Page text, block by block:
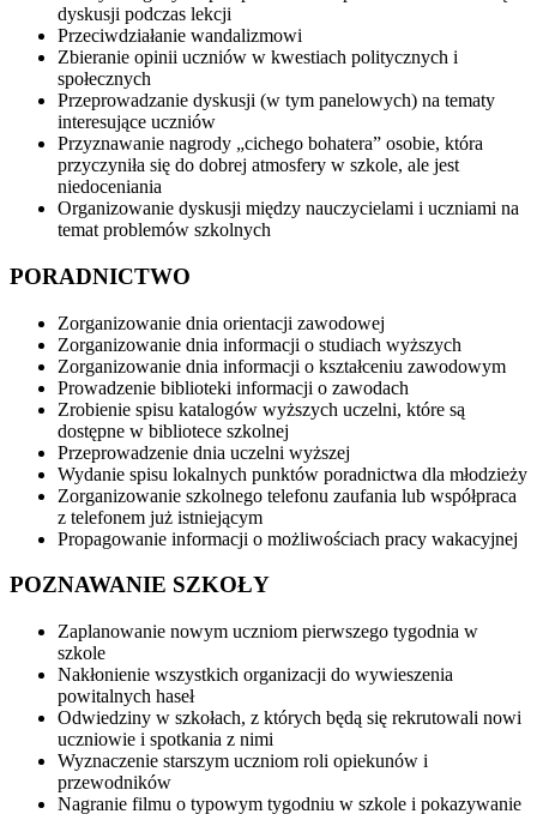
dyskusji podczas lekcji
Przeciwdziałanie wandalizmowi
Zbieranie opinii uczniów w kwestiach politycznych i
społecznych
Przeprowadzanie dyskusji (w tym panelowych) na tematy
interesujące uczniów
Przyznawanie nagrody „cichego bohatera” osobie, która
przyczyniła się do dobrej atmosfery w szkole, ale jest
niedoceniania
Organizowanie dyskusji między nauczycielami i uczniami na
temat problemów szkolnych
PORADNICTWO
Zorganizowanie dnia orientacji zawodowej
Zorganizowanie dnia informacji o studiach wyższych
Zorganizowanie dnia informacji o kształceniu zawodowym
Prowadzenie biblioteki informacji o zawodach
Zrobienie spisu katalogów wyższych uczelni, które są
dostępne w bibliotece szkolnej
Przeprowadzenie dnia uczelni wyższej
Wydanie spisu lokalnych punktów poradnictwa dla młodzieży
Zorganizowanie szkolnego telefonu zaufania lub współpraca
z telefonem już istniejącym
Propagowanie informacji o możliwościach pracy wakacyjnej
POZNAWANIE SZKOŁY
Zaplanowanie nowym uczniom pierwszego tygodnia w
szkole
Nakłonienie wszystkich organizacji do wywieszenia
powitalnych haseł
Odwiedziny w szkołach, z których będą się rekrutowali nowi
uczniowie i spotkania z nimi
Wyznaczenie starszym uczniom roli opiekunów i
przewodników
Nagranie filmu o typowym tygodniu w szkole i pokazywanie